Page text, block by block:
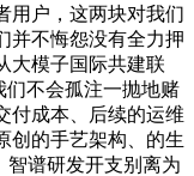
用户，这两块对我们
并不悔怨没有全力押
大模子国际共建联
们不会孤注一抛地赌
付成本、后续的运维
创的手艺架构、的生
智谱研发开支别离为